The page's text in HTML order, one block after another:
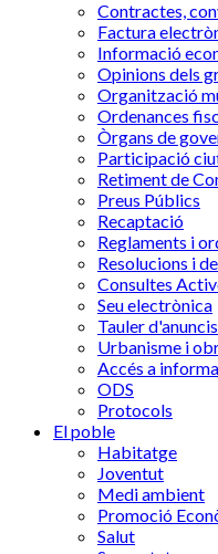
Contractes,
Factura
Informació
Opinions dels
Organització
Ordenances
Òrgans de
Participació
Retiment de
Preus Públics
Recaptació
Reglaments i
Resolucions i
Consultes
Seu electrònica
Tauler d'anuncis
Urbanisme i
Accés a
ODS
Protocols
El poble
Habitatge
Joventut
Medi ambient
Promoció
Salut